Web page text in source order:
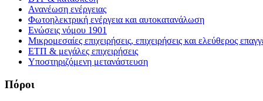
Ανανέωση ενέργειας
Φωτοηλεκτρική ενέργεια και αυτοκατανάλωση
Ενώσεις νόμου 1901
Μικρομεσαίες επιχειρήσεις, επιχειρήσεις και ελεύθερος
ΕΤΠ & μεγάλες επιχειρήσεις
Υποστηριζόμενη μετανάστευση
Πόροι